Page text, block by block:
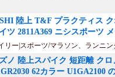
陸上 T&F プラクティス
ツ 2811A369 ニシスポーツ
リー|スポーツ/マラソン、ランニ
ノ 陸上スパイク 短距離 ク
62カラー U1GA2100